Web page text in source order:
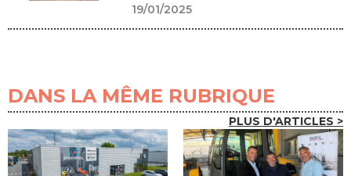
19/01/2025
DANS LA MÊME RUBRIQUE
PLUS D'ARTICLES >